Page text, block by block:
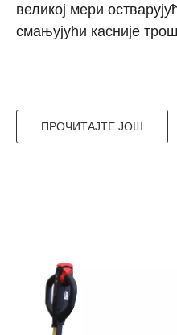
великој мери
смањујући касније
ПРОЧИТАЈТЕ ЈОШ